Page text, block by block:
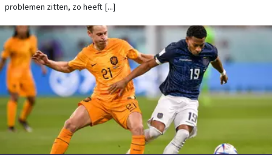
problemen zitten, zo heeft [...]